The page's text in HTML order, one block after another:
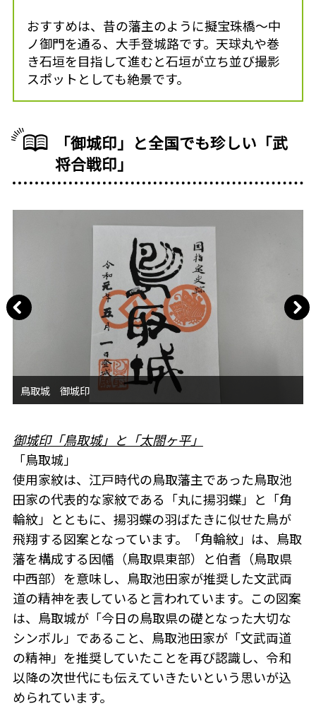
おすすめは、昔の藩主のように擬宝珠橋～中
ノ御門を通る、大手登城路です。天球丸や巻
き石垣を目指して進むと石垣が立ち並び撮影
スポットとしても絶景です。
「御城印」と全国でも珍しい「武
将合戦印」
御城印「鳥取城」と「太閤ヶ平」
「鳥取城」
使用家紋は、江戸時代の鳥取藩主であった鳥取池
田家の代表的な家紋である「丸に揚羽蝶」と「角
輪紋」とともに、揚羽蝶の羽ばたきに似せた鳥が
飛翔する図案となっています。「角輪紋」は、鳥取
藩を構成する因幡（鳥取県東部）と伯耆（鳥取県
中西部）を意味し、鳥取池田家が推奨した文武両
道の精神を表していると言われています。この図案
は、鳥取城が「今日の鳥取県の礎となった大切な
シンボル」であること、鳥取池田家が「文武両道
の精神」を推奨していたことを再び認識し、令和
以降の次世代にも伝えていきたいという思いが込
められています。